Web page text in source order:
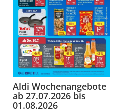
Aldi Wochenangebote
ab 27.07.2026 bis
01.08.2026